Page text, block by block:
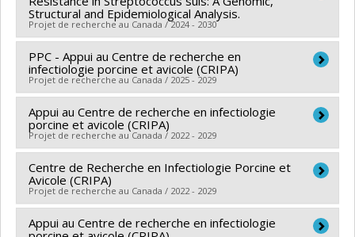
Structural and Epidemiological Analysis.
Projet de recherche au Canada / 2024 - 2030
Sources de financement : IRSC/Instituts de recherche
en santé du Canada
Programmes de subvention :PVXXXXXX-(PJT)
Subvention Projet
PPC - Appui au Centre de recherche en
infectiologie porcine et avicole (CRIPA)
Projet de recherche au Canada / 2025 - 2029
Chercheur principal : Mariela Segura
Co-chercheurs : Martine Boulianne,
Fairbrother,Marcelo Gottschalk,France Daigle,Jean-
Pierre Vaillancourt,Carl A. Gagnon,Francis Beaudry ,
Marie Archambault ,Nancy Beauregard
,Younès Chorfi,Marie-Odile Benoit-Biancamano,
Levon Abrahamyan,Christopher Fernandez Prada
Appui au Centre de recherche en infectiologie
porcine et avicole (CRIPA)
Projet de recherche au Canada / 2022 - 2029
Chercheur principal : Mariela Segura
Co-chercheurs : Martine Boulianne,
Fairbrother,Marcelo Gottschalk,France Daigle,Jean-
Pierre Vaillancourt,Carl A. Gagnon,Francis Beaudry ,
Centre de Recherche en Infectiologie Porcine et
Avicole (CRIPA)
Projet de recherche au Canada / 2022 - 2029
Chercheur principal : Mariela Segura
Appui au Centre de recherche en infectiologie